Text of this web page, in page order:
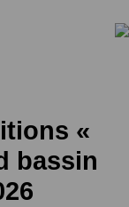
«
bassin